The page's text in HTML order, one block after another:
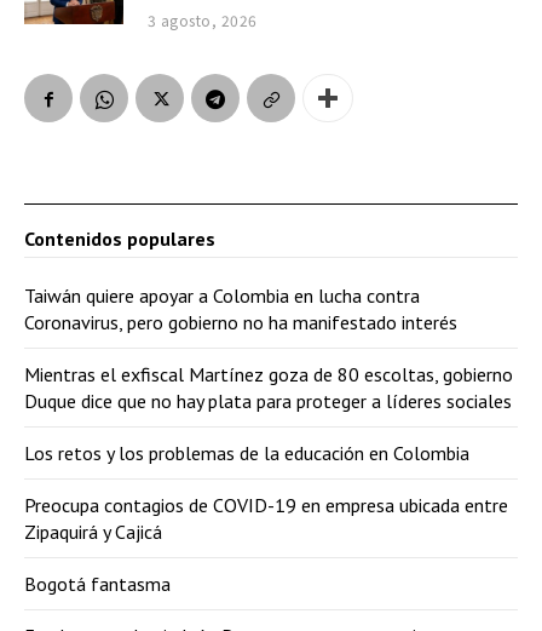
3 agosto, 2026
Contenidos populares
Taiwán quiere apoyar a Colombia en lucha contra
Coronavirus, pero gobierno no ha manifestado interés
Mientras el exfiscal Martínez goza de 80 escoltas, gobierno
Duque dice que no hay plata para proteger a líderes sociales
Los retos y los problemas de la educación en Colombia
Preocupa contagios de COVID-19 en empresa ubicada entre
Zipaquirá y Cajicá
Bogotá fantasma